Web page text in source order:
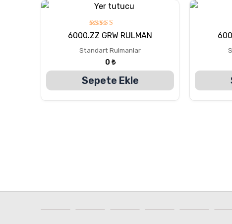
5
üzerinden
oy aldı
6000.ZZ GRW RULMAN
Standart Rulmanlar
0 ₺
Sepete Ekle